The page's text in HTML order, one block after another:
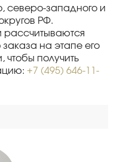
северо-западного и
РФ.
рассчитываются
на этапе его
чтобы получить
+7 (495) 646-11-